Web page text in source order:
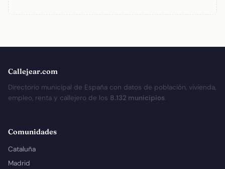
Callejear.com
Directorio municipal de España con datos de población, vivienda,
empleo, renta y callejero de los 8.132 municipios.
Comunidades
Cataluña
Madrid